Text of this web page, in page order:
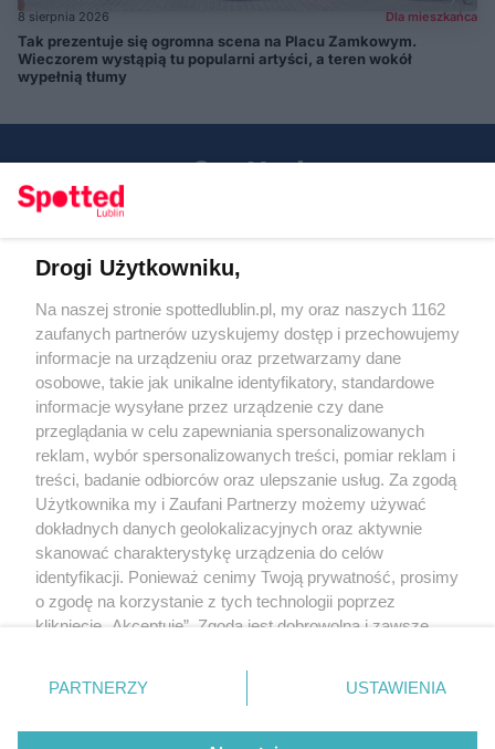
8 sierpnia 2026 Dla mieszkańca
Tak prezentuje się ogromna scena na Placu Zamkowym.
Wieczorem wystąpią tu popularni artyści, a teren wokół
wypełnią tłumy
KATEGORIE
OGŁOSZENIA
WYDARZENIA
NA SKRÓTY
Regulamin
Polityka prywatności
RODO
Warunki korzystania z treści
Drogi Użytkowniku,
Na naszej stronie spottedlublin.pl, my oraz naszych 1162
zaufanych partnerów uzyskujemy dostęp i przechowujemy
informacje na urządzeniu oraz przetwarzamy dane
osobowe, takie jak unikalne identyfikatory, standardowe
informacje wysyłane przez urządzenie czy dane
przeglądania w celu zapewniania spersonalizowanych
reklam, wybór spersonalizowanych treści, pomiar reklam i
treści, badanie odbiorców oraz ulepszanie usług. Za zgodą
Użytkownika my i Zaufani Partnerzy możemy używać
dokładnych danych geolokalizacyjnych oraz aktywnie
skanować charakterystykę urządzenia do celów
identyfikacji. Ponieważ cenimy Twoją prywatność, prosimy
o zgodę na korzystanie z tych technologii poprzez
kliknięcie „Akceptuję”. Zgoda jest dobrowolna i zawsze
prywatności znajdujący się w lewym dolnym rogu strony
. Niektóre rodzaje przetwarzania danych nie wymagają
zgody użytkownika, ale masz prawo sprzeciwić się
PARTNERZY USTAWIENIA